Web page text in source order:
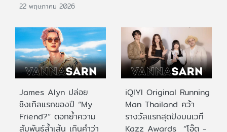
22 พฤษภาคม 2026
James Alyn ปล่อย
ซิงเกิลแรกของปี “My
Friend?” ตอกย้ำความ
สัมพันธ์ล้ำเส้น เกินคำว่า
iQIYI Original Running
Man Thailand คว้า
รางวัลแรกสุดปังบนเวที
Kazz Awards “โอ๊ต -